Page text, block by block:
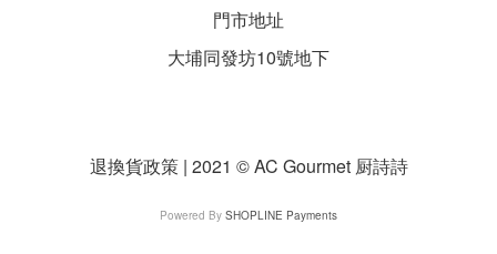
門市地址
大埔同發坊10號地下
退換貨政策 | 2021 © AC Gourmet 厨詩詩
Powered By SHOPLINE Payments